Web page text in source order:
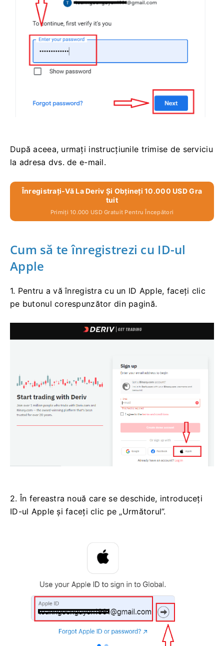
După aceea, urmați instrucțiunile trimise de serviciu
la adresa dvs. de e-mail.
Înregistrați-Vă La Deriv Și Obțineți 10.000 USD Gra
Tuit
Primiți 10.000 USD Gratuit Pentru Începători
Cum să te înregistrezi cu ID-ul
Apple
1. Pentru a vă înregistra cu un ID Apple, faceți clic
pe butonul corespunzător din pagină.
2. În fereastra nouă care se deschide, introduceți
ID-ul Apple și faceți clic pe „Următorul”.